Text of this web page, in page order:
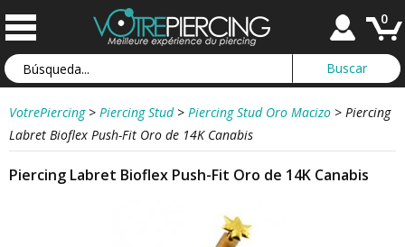
0
VotrePiercing > Piercing Stud > Piercing Stud Oro Macizo > Piercing
Labret Bioflex Push-Fit Oro de 14K Canabis
Piercing Labret Bioflex Push-Fit Oro de 14K Canabis